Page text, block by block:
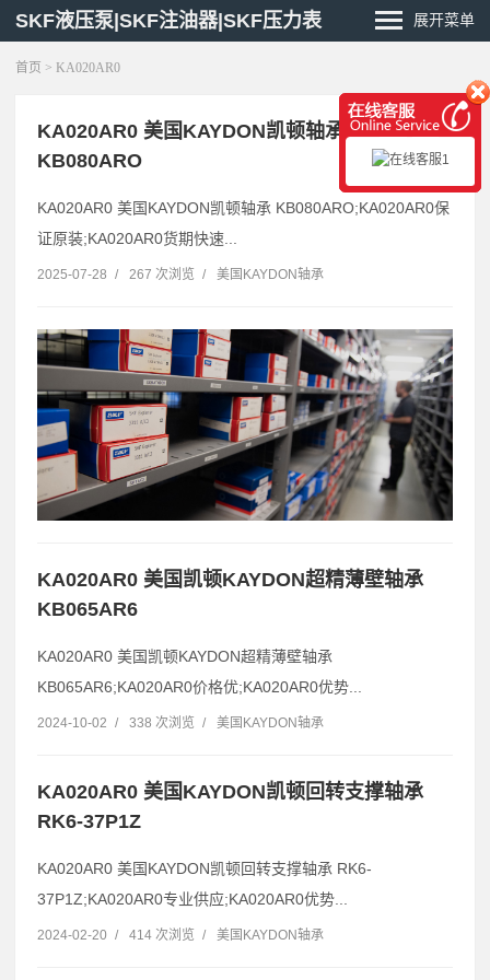
SKF液压泵|SKF注油器|SKF压力表 展开菜单
首页 > KA020AR0
KA020AR0 美国KAYDON凯顿轴承
KB080ARO
KA020AR0 美国KAYDON凯顿轴承 KB080ARO;KA020AR0保
证原装;KA020AR0货期快速...
2025-07-28 / 267 次浏览 / 美国KAYDON轴承
KA020AR0 美国凯顿KAYDON超精薄壁轴承
KB065AR6
KA020AR0 美国凯顿KAYDON超精薄壁轴承
KB065AR6;KA020AR0价格优;KA020AR0优势...
2024-10-02 / 338 次浏览 / 美国KAYDON轴承
KA020AR0 美国KAYDON凯顿回转支撑轴承
RK6-37P1Z
KA020AR0 美国KAYDON凯顿回转支撑轴承 RK6-
37P1Z;KA020AR0专业供应;KA020AR0优势...
2024-02-20 / 414 次浏览 / 美国KAYDON轴承